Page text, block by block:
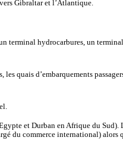
Gibraltar et l’Atlantique.
terminal hydrocarbures, un
les quais d’embarquements
et Durban en Afrique du Sud).
du commerce international) alors